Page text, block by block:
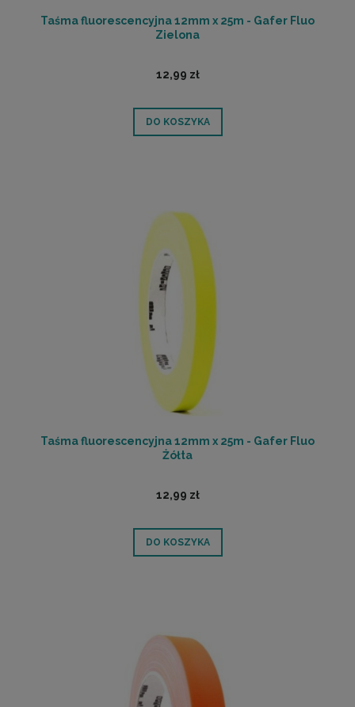
Taśma fluorescencyjna 12mm x 25m - Gafer Fluo
Zielona
12,99 zł
DO KOSZYKA
Taśma fluorescencyjna 12mm x 25m - Gafer Fluo
Żółta
12,99 zł
DO KOSZYKA